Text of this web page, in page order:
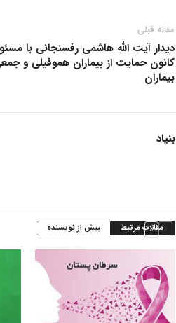
مقاله قبلی
دیدار آیت الله هاشمی رفسنجانی با
کانون حمایت از بیماران هموفیلى و
بیماران
بنیاد
مقالات مرتبط بیش از نویسنده